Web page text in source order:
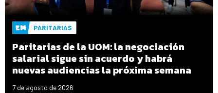
PARITARIAS
Paritarias de la UOM: la negociación
salarial sigue sin acuerdo y habrá
nuevas audiencias la próxima semana
7 de agosto de 2026